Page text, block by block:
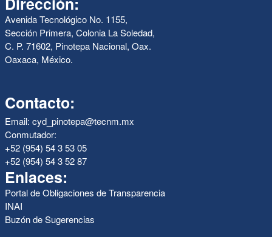
Avenida Tecnológico No. 1155,
Sección Primera, Colonia La Soledad,
C. P. 71602, Pinotepa Nacional, Oax.
Oaxaca, México.
Contacto:
Email: cyd_pinotepa@tecnm.mx
Conmutador:
+52 (954) 54 3 53 05
+52 (954) 54 3 52 87
Enlaces:
Portal de Obligaciones de Transparencia
INAI
Buzón de Sugerencias